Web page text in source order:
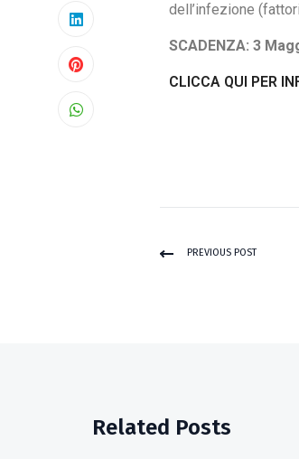
dell’infezione
SCADENZA: 3
CLICCA QUI PER
PREVIOUS POST
Related Posts